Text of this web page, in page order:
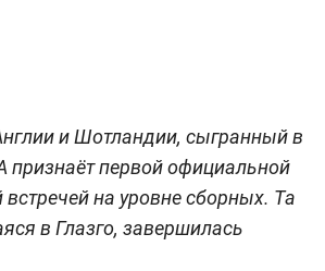
и Шотландии, сыгранный в
признаёт первой официальной
на уровне сборных. Та
в Глазго, завершилась